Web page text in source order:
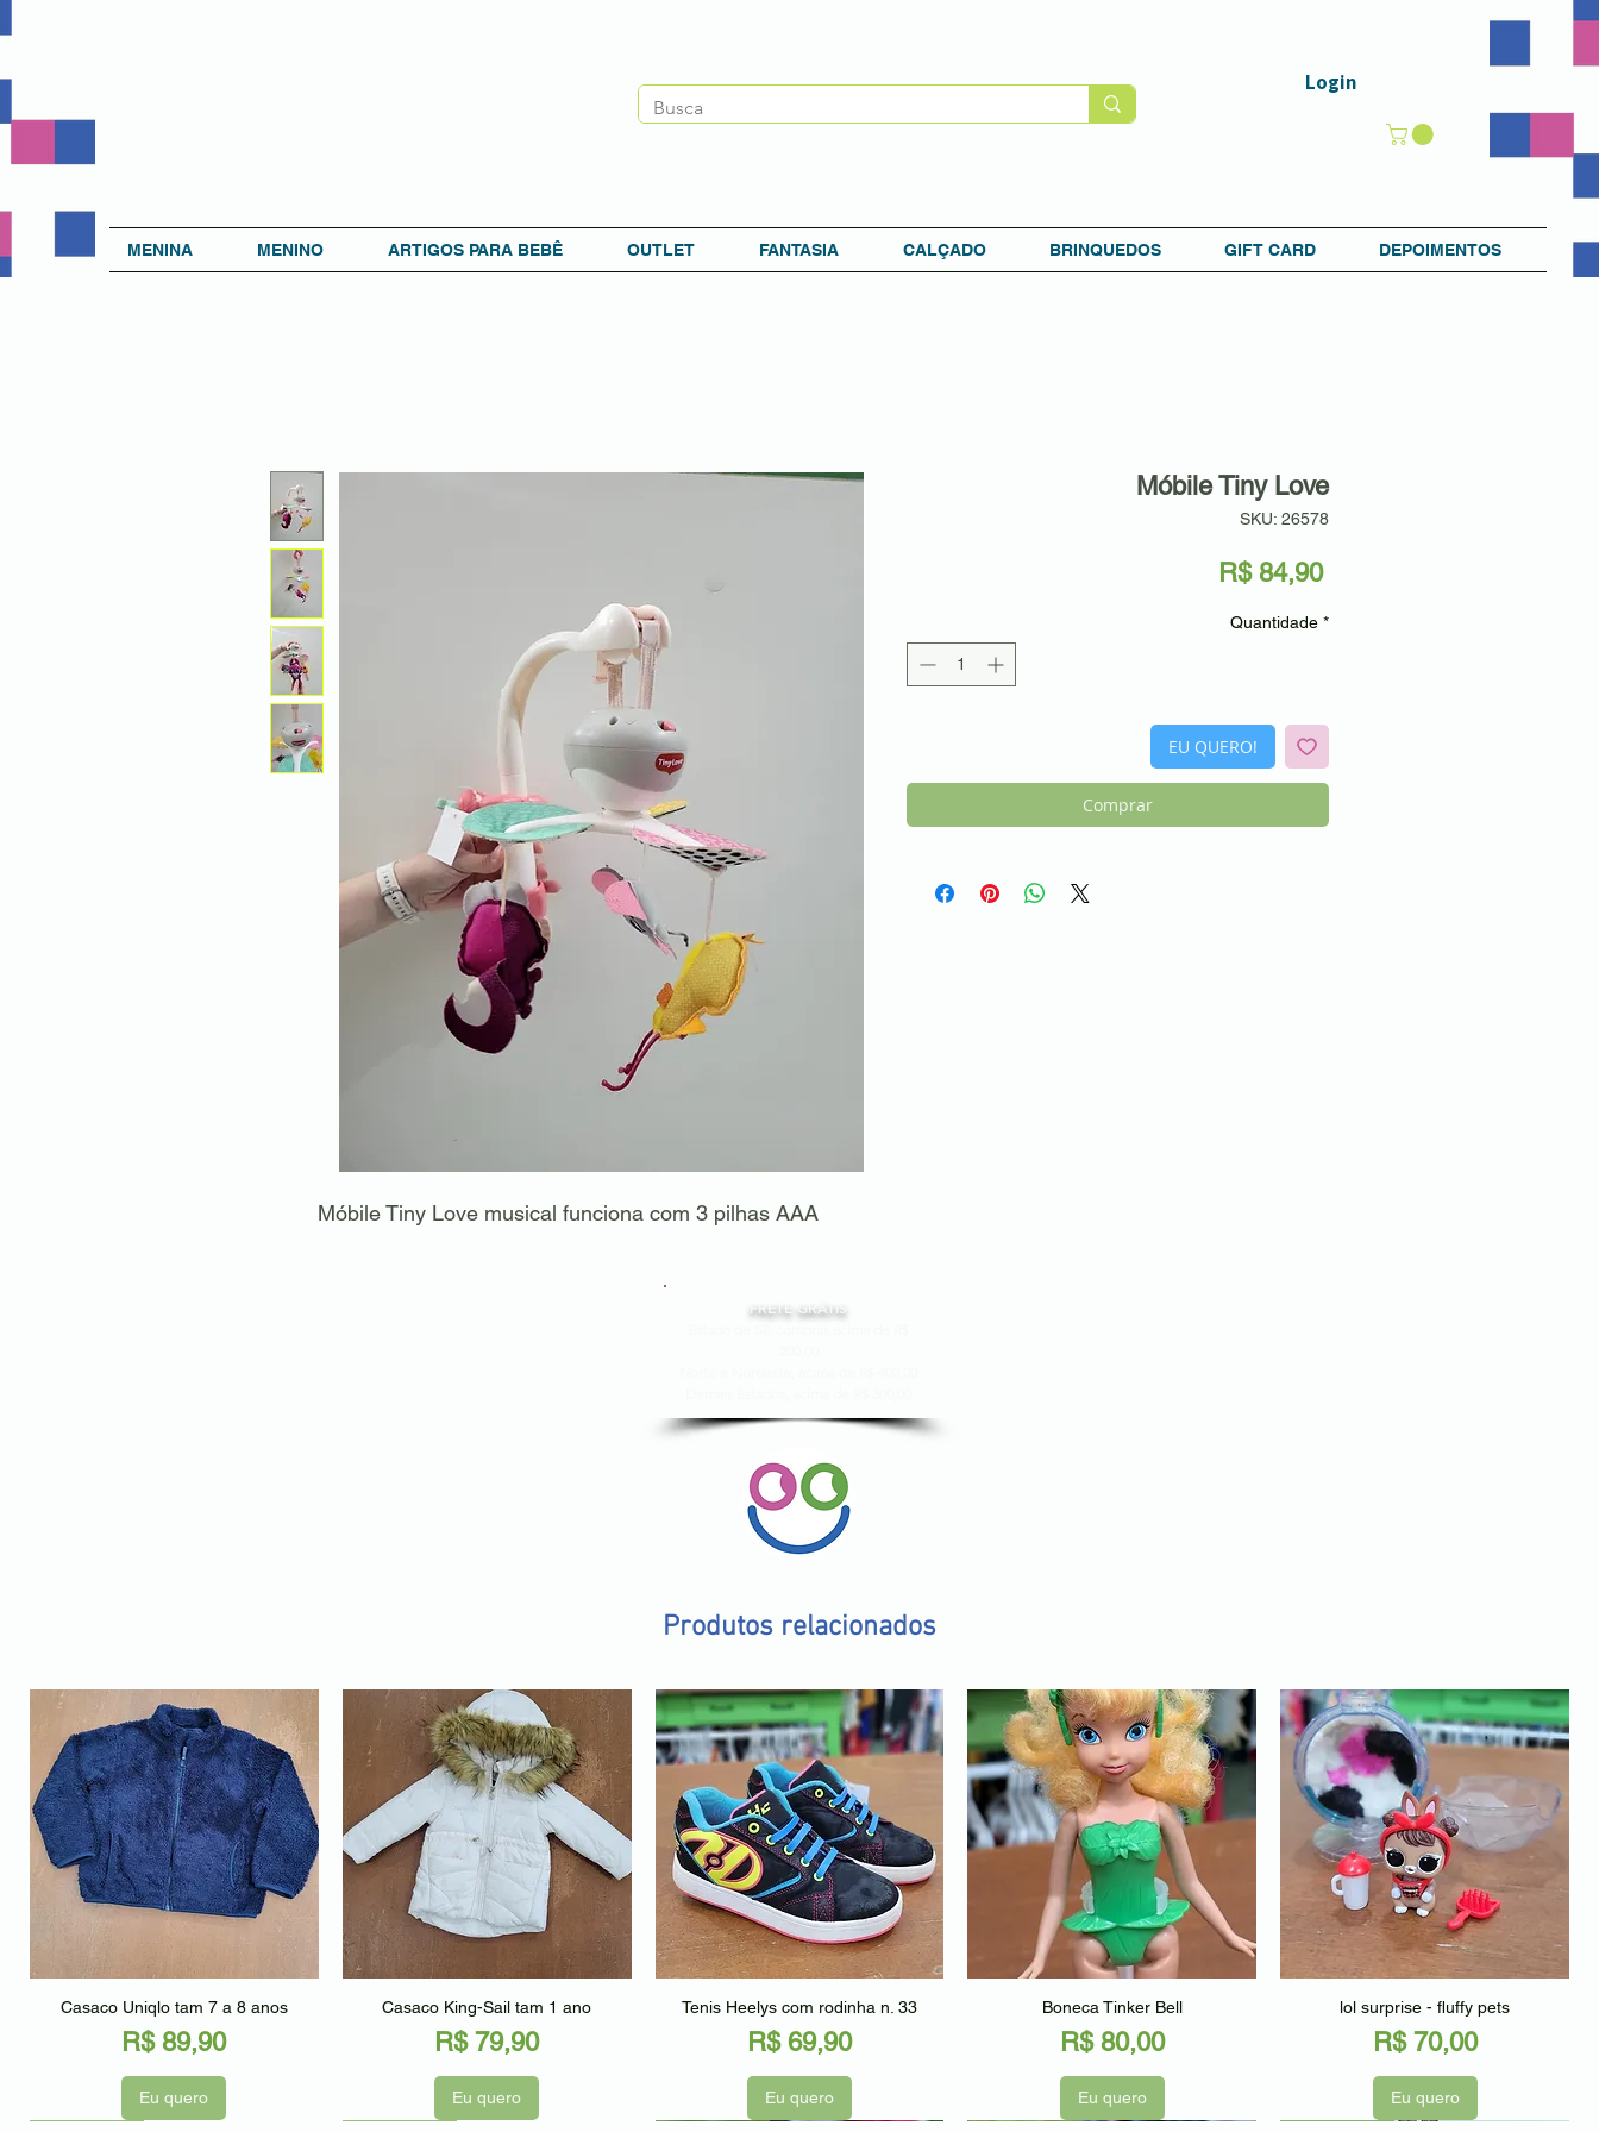
Login
MENINA MENINO ARTIGOS PARA BEBÊ OUTLET FANTASIA CALÇADO BRINQUEDOS GIFT CARD DEPOIMENTOS
Móbile Tiny Love musical funciona com 3 pilhas AAA
Móbile Tiny Love
SKU: 26578
R$ 84,90Preço
Quantidade *
EU QUERO!
Comprar
FRETE GRÁTIS
Produtos relacionados
Visualização rápida
Casaco Uniqlo tam 7 a 8 anos
Preço
R$ 89,90
Eu quero
Visualização rápida
Casaco King-Sail tam 1 ano
Preço
R$ 79,90
Eu quero
Visualização rápida
Tenis Heelys com rodinha n. 33
Preço
R$ 69,90
Eu quero
Visualização rápida
Boneca Tinker Bell
Preço
R$ 80,00
Eu quero
Visualização rápida
lol surprise - fluffy pets
Preço
R$ 70,00
Eu quero